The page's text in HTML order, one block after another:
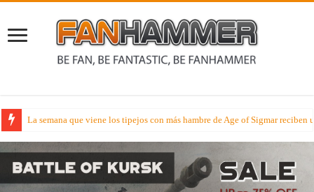
La semana que viene los tipejos con más hambre de Age of Sigmar reciben
Lectura Veraniega – Hoy disfruta de la novela Señores de la Lanza en